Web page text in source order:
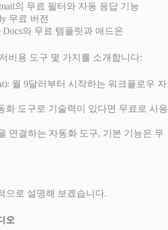
의 무료 필터와 자동 응답 기능
무료 버전
Docs의 무료 템플릿과 애드온
비용 도구 몇 가지를 소개합니다:
월 9달러부터 시작하는 워크플로우 자
화 도구로 기술력이 있다면 무료로 사용
연결하는 자동화 도구, 기본 기능은 무
으로 설명해 보겠습니다.
오